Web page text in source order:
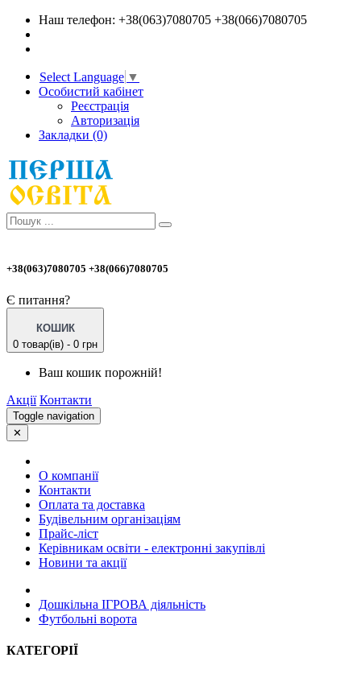
Наш телефон: +38(063)7080705 +38(066)7080705
Select Language ▼
Особистий кабінет
Реєстрація
Авторизація
Закладки (0)
+38(063)7080705 +38(066)7080705
Є питання?
КОШИК
0 товар(ів) - 0 грн
Ваш кошик порожній!
Акції Контакти
Toggle navigation
✕
О компанії
Контакти
Оплата та доставка
Будівельним організаціям
Прайс-ліст
Керівникам освіти - електронні закупівлі
Новини та акції
Дошкільна ІГРОВА діяльність
Футбольні ворота
КАТЕГОРІЇ